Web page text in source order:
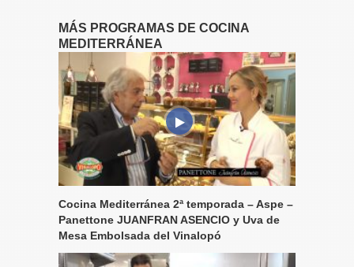
MÁS PROGRAMAS DE COCINA
MEDITERRÁNEA
Cocina Mediterránea 2ª temporada – Aspe –
Panettone JUANFRAN ASENCIO y Uva de
Mesa Embolsada del Vinalopó